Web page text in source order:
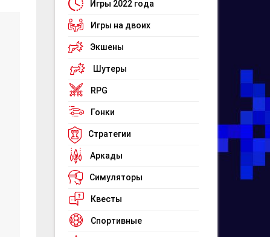
Игры 2022 года
Игры на двоих
Экшены
Шутеры
RPG
Гонки
Стратегии
Аркады
Симуляторы
Квесты
Спортивные